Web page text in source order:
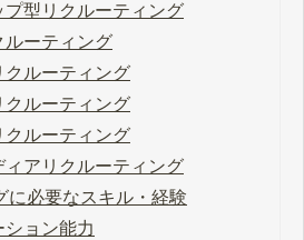
プ型リクルーティング
ルーティング
クルーティング
クルーティング
クルーティング
ィアリクルーティング
に必要なスキル・経験
ション能力